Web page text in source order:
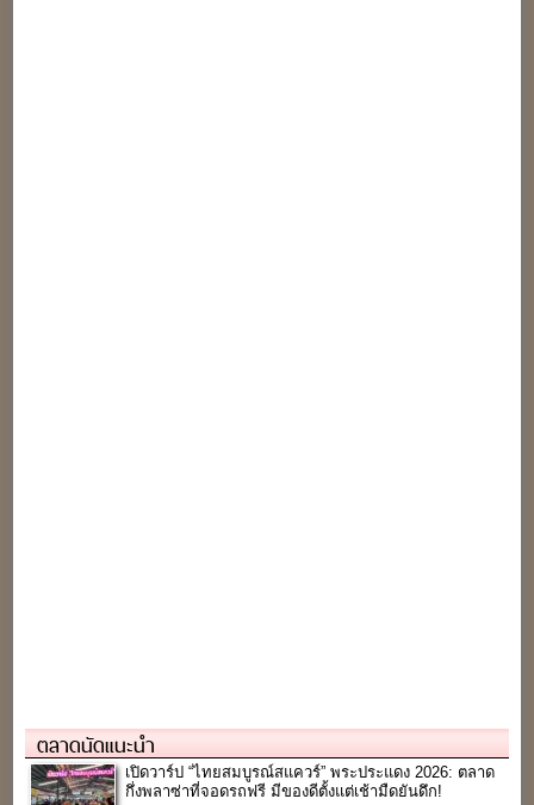
ตลาดนัดแนะนำ
เปิดวาร์ป “ไทยสมบูรณ์สแควร์” พระประแดง 2026: ตลาด
กึ่งพลาซ่าที่จอดรถฟรี มีของดีตั้งแต่เช้ามืดยันดึก!